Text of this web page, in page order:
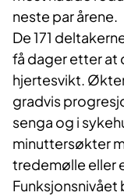
neste par årene.
De 171
få dager etter at
hjertesvikt.
gradvis
senga og i
minuttersøkter
tredemølle eller